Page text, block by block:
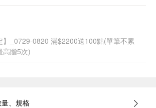
】_0729-0820 滿$2200送100點(單筆不累
高贈5次)
、規格